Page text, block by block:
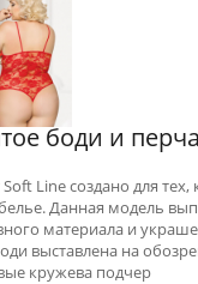
боди и
Line создано для тех,
Данная модель
материала и
выставлена на
кружева подчер